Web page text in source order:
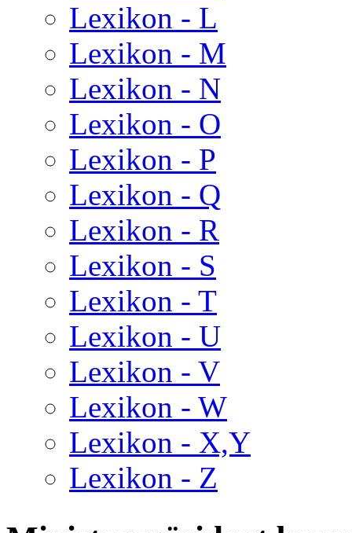
Lexikon - L
Lexikon - M
Lexikon - N
Lexikon - O
Lexikon - P
Lexikon - Q
Lexikon - R
Lexikon - S
Lexikon - T
Lexikon - U
Lexikon - V
Lexikon - W
Lexikon - X,Y
Lexikon - Z